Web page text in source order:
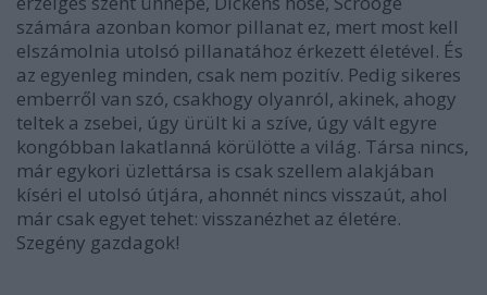
számára azonban komor pillanat ez, mert most kell
elszámolnia utolsó pillanatához érkezett életével. És
az egyenleg minden, csak nem pozitív. Pedig sikeres
emberről van szó, csakhogy olyanról, akinek, ahogy
teltek a zsebei, úgy ürült ki a szíve, úgy vált egyre
kongóbban lakatlanná körülötte a világ. Társa nincs,
már egykori üzlettársa is csak szellem alakjában
kíséri el utolsó útjára, ahonnét nincs visszaút, ahol
már csak egyet tehet: visszanézhet az életére.
Szegény gazdagok!